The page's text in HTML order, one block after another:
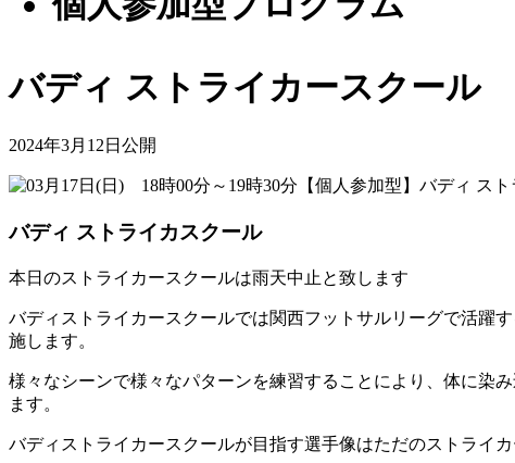
バディ ストライカースクール
2024年3月12日公開
バディ ストライカスクール
本日のストライカースクールは雨天中止と致します
バディストライカースクールでは関西フットサルリーグで活躍
施します。
様々なシーンで様々なパターンを練習することにより、体に染
ます。
バディストライカースクールが目指す選手像はただのストライ